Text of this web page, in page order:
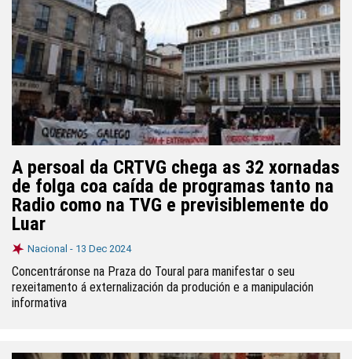
A persoal da CRTVG chega as 32 xornadas
de folga coa caída de programas tanto na
Radio como na TVG e previsiblemente do
Luar
Nacional - 13 Dec 2024
Concentráronse na Praza do Toural para manifestar o seu
rexeitamento á externalización da produción e a manipulación
informativa